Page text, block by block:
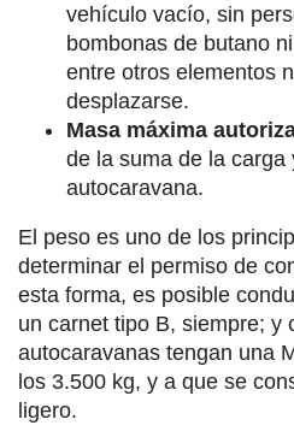
vehículo vacío, sin
bombonas de butano
entre otros elementos
desplazarse.
Masa máxima
de la suma de la carga
autocaravana.
El peso es uno de los
determinar el permiso de
esta forma, es posible
un carnet tipo B, siempre; y
autocaravanas tengan una
los 3.500 kg, y a que se
ligero.